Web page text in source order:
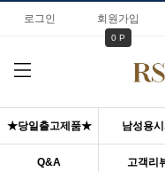
로그인 회원가입
0 P
★당일출고제품★ 남성용시
Q&A 고객리